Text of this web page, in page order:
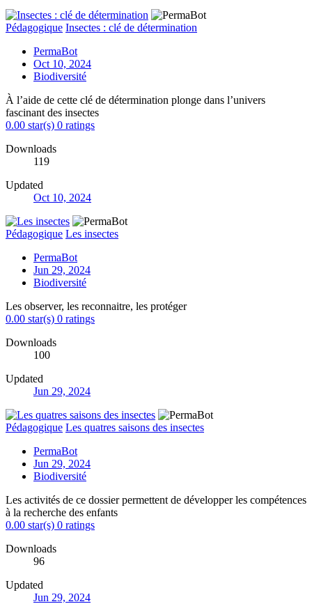
Pédagogique Insectes : clé de détermination
PermaBot
Oct 10, 2024
Biodiversité
À l’aide de cette clé de détermination plonge dans l’univers
fascinant des insectes
0.00 star(s) 0 ratings
Downloads
119
Updated
Oct 10, 2024
Pédagogique Les insectes
PermaBot
Jun 29, 2024
Biodiversité
Les observer, les reconnaitre, les protéger
0.00 star(s) 0 ratings
Downloads
100
Updated
Jun 29, 2024
Pédagogique Les quatres saisons des insectes
PermaBot
Jun 29, 2024
Biodiversité
Les activités de ce dossier permettent de développer les compétences
à la recherche des enfants
0.00 star(s) 0 ratings
Downloads
96
Updated
Jun 29, 2024